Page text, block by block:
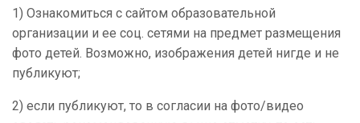
1) Ознакомиться с сайтом образовательной
организации и ее соц. сетями на предмет размещения
фото детей. Возможно, изображения детей нигде и не
публикуют;
2) если публикуют, то в согласии на фото/видео